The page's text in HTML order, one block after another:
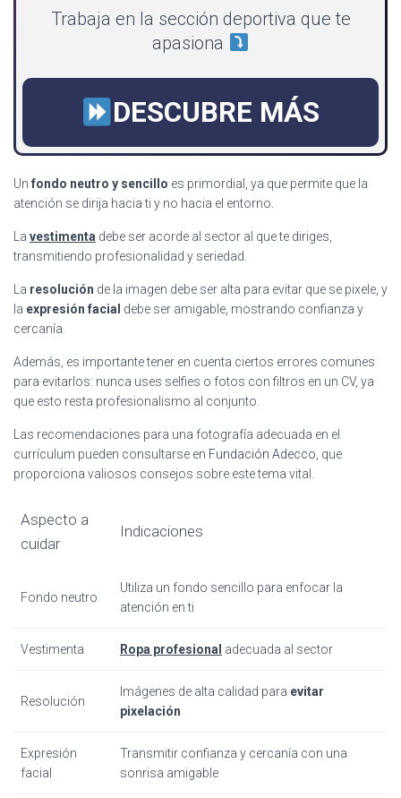
Trabaja en la sección deportiva que te
apasiona
DESCUBRE MÁS
Un fondo neutro y sencillo es primordial, ya que permite que la
atención se dirija hacia ti y no hacia el entorno.
La vestimenta debe ser acorde al sector al que te diriges,
transmitiendo profesionalidad y seriedad.
La resolución de la imagen debe ser alta para evitar que se pixele, y
la expresión facial debe ser amigable, mostrando confianza y
cercanía.
Además, es importante tener en cuenta ciertos errores comunes
para evitarlos: nunca uses selfies o fotos con filtros en un CV, ya
que esto resta profesionalismo al conjunto.
Las recomendaciones para una fotografía adecuada en el
currículum pueden consultarse en Fundación Adecco , que
proporciona valiosos consejos sobre este tema vital.
Aspecto a
cuidar
Indicaciones
Fondo neutro
Utiliza un fondo sencillo para enfocar la
atención en ti
Vestimenta Ropa profesional adecuada al sector
Resolución
Imágenes de alta calidad para evitar
pixelación
Expresión
facial
Transmitir confianza y cercanía con una
sonrisa amigable